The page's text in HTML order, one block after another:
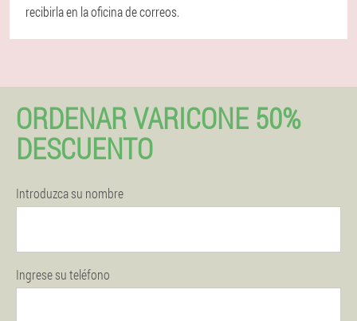
recibirla en la oficina de correos.
ORDENAR VARICONE 50%
DESCUENTO
Introduzca su nombre
Ingrese su teléfono